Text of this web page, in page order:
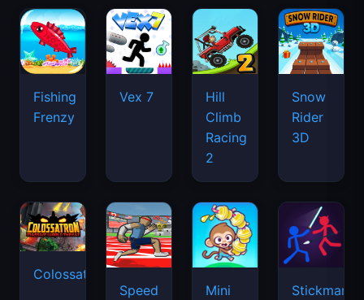
Fishing
Frenzy
Vex 7
Hill
Climb
Racing
2
Snow
Rider
3D
Colossatron
Speed
Mini
Stickman